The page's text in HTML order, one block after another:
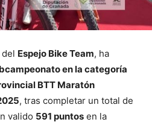
del Espejo Bike Team, ha
en la categoría
BTT Maratón
, tras completar un total de
valido 591 puntos en la